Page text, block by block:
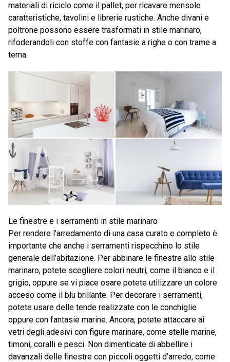
materiali di riciclo come il pallet, per ricavare mensole
caratteristiche, tavolini e librerie rustiche. Anche divani e
poltrone possono essere trasformati in stile marinaro,
rifoderandoli con stoffe con fantasie a righe o con trame a
tema.
Le finestre e i serramenti in stile marinaro
Per rendere l’arredamento di una casa curato e completo è
importante che anche i serramenti rispecchino lo stile
generale dell’abitazione. Per abbinare le finestre allo stile
marinaro, potete scegliere colori neutri, come il bianco e il
grigio, oppure se vi piace osare potete utilizzare un colore
acceso come il blu brillante. Per decorare i serramenti,
potete usare delle tende realizzate con le conchiglie
oppure con fantasie marine. Ancora, potete attaccare ai
vetri degli adesivi con figure marinare, come stelle marine,
timoni, coralli e pesci. Non dimenticate di abbellire i
davanzali delle finestre con piccoli oggetti d’arredo, come